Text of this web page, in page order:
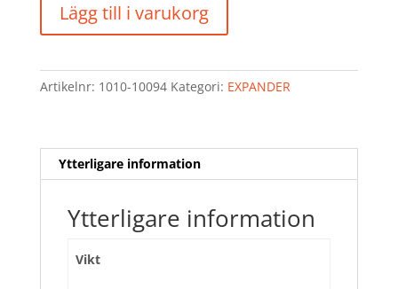
ALKO
mängd
Lägg till i varukorg
Artikelnr: 1010-10094 Kategori: EXPANDER
Ytterligare information
Ytterligare information
Vikt